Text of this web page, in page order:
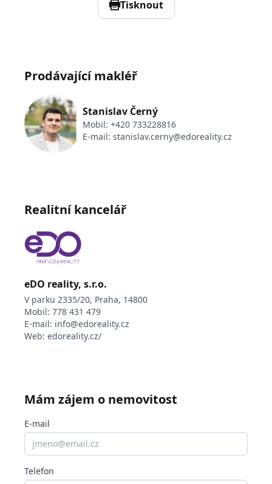
Tisknout
Prodávající makléř
Stanislav Černý
Mobil: +420 733228816
E-mail: stanislav.cerny@edoreality.cz
Realitní kancelář
eDO reality, s.r.o.
V parku 2335/20, Praha, 14800
Mobil: 778 431 479
E-mail: info@edoreality.cz
Web: edoreality.cz/
Mám zájem o nemovitost
E-mail
Telefon